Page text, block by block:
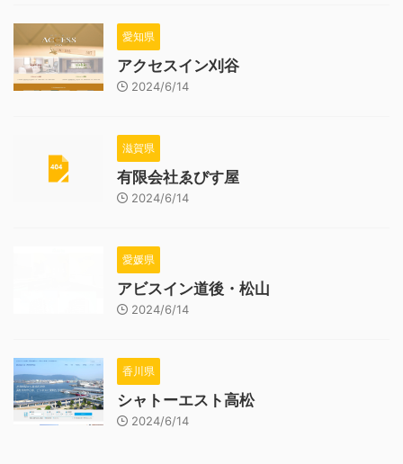
愛知県
アクセスイン刈谷
2024/6/14
滋賀県
有限会社ゑびす屋
2024/6/14
愛媛県
アビスイン道後・松山
2024/6/14
香川県
シャトーエスト高松
2024/6/14